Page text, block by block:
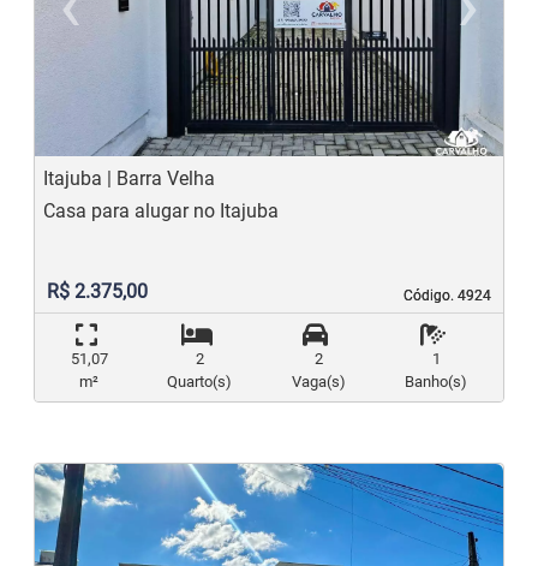
Previous
Itajuba | Barra Velha
Código. 4924
Código. 4924
Casa para alugar no Itajuba
R$ 2.375,00
51,07
m²
2
Quarto(s)
2
Vaga(s)
1
Banho(s)